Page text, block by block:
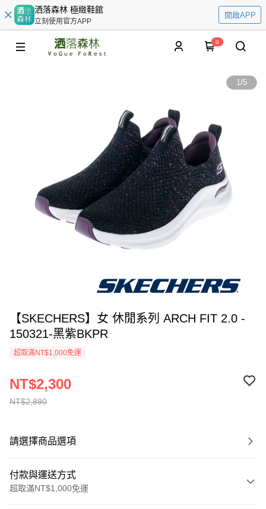
洒落森林 極緻鞋館
立刻使用官方APP
開啟APP
0
1/5
【SKECHERS】女 休閒系列 ARCH FIT 2.0 -
150321-黑紫BKPR
超取滿NT$1,000免運
NT$2,890
NT$2,300
請選擇商品選項
付款與運送方式
超取滿NT$1,000免運